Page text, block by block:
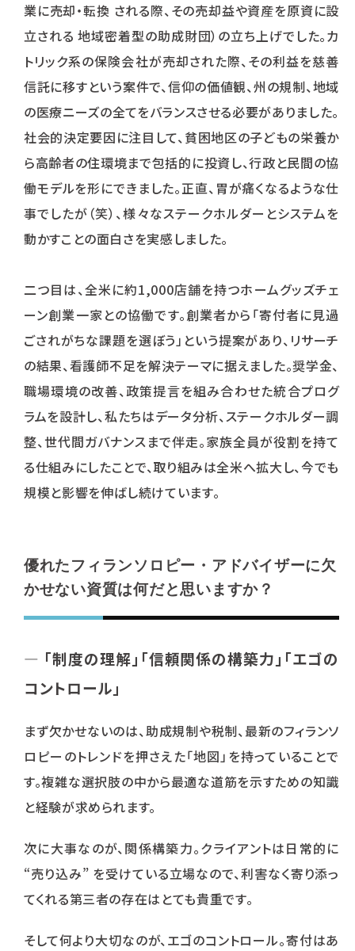
業に売却・転換 される際、その売却益や資産を原資に設
立される 地域密着型の助成財団）の立ち上げでした。カ
トリック系の保険会社が売却された際、その利益を慈善
信託に移すという案件で、信仰の価値観、州の規制、地域
の医療ニーズの全てをバランスさせる必要がありました。
社会的決定要因に注目して、貧困地区の子どもの栄養か
ら高齢者の住環境まで包括的に投資し、行政と民間の協
働モデルを形にできました。正直、胃が痛くなるような仕
事でしたが（笑）、様々なステークホルダーとシステムを
動かすことの面白さを実感しました。
二つ目は、全米に約1,000店舗を持つホームグッズチェ
ーン創業一家との協働です。創業者から「寄付者に見過
ごされがちな課題を選ぼう」という提案があり、リサーチ
の結果、看護師不足を解決テーマに据えました。奨学金、
職場環境の改善、政策提言を組み合わせた統合プログ
ラムを設計し、私たちはデータ分析、ステークホルダー調
整、世代間ガバナンスまで伴走。家族全員が役割を持て
る仕組みにしたことで、取り組みは全米へ拡大し、今でも
規模と影響を伸ばし続けています。
優れたフィランソロピー・アドバイザーに欠
かせない資質は何だと思いますか？
― 「制度の理解」「信頼関係の構築力」「エゴの
コントロール」
まず欠かせないのは、助成規制や税制、最新のフィランソ
ロピーのトレンドを押さえた「地図」を持っていることで
す。複雑な選択肢の中から最適な道筋を示すための知識
と経験が求められます。
次に大事なのが、関係構築力。クライアントは日常的に
“売り込み” を受けている立場なので、利害なく寄り添っ
てくれる第三者の存在はとても貴重です。
そして何より大切なのが、エゴのコントロール。寄付はあ